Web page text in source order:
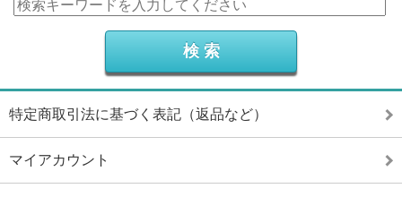
特定商取引法に基づく表記（返品など）
マイアカウント